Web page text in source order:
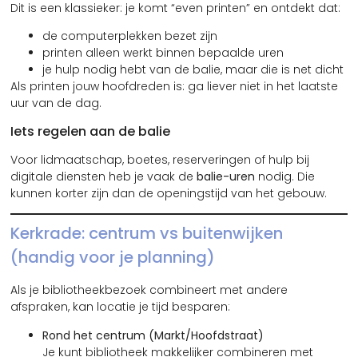
Dit is een klassieker: je komt “even printen” en ontdekt dat:
de computerplekken bezet zijn
printen alleen werkt binnen bepaalde uren
je hulp nodig hebt van de balie, maar die is net dicht
Als printen jouw hoofdreden is: ga liever niet in het laatste
uur van de dag.
Iets regelen aan de balie
Voor lidmaatschap, boetes, reserveringen of hulp bij
digitale diensten heb je vaak debalie-uren nodig. Die
kunnen korter zijn dan de openingstijd van het gebouw.
Kerkrade: centrum vs buitenwijken
(handig voor je planning)
Als je bibliotheekbezoek combineert met andere
afspraken, kan locatie je tijd besparen:
Rond het centrum (Markt/Hoofdstraat)
Je kunt bibliotheek makkelijker combineren met